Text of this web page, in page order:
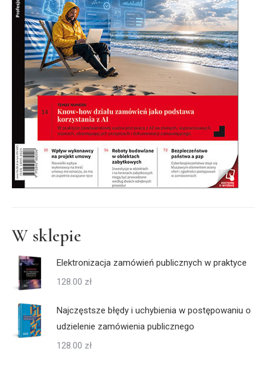
W sklepie
Elektronizacja zamówień publicznych w praktyce
128.00 zł
Najczęstsze błędy i uchybienia w postępowaniu o
udzielenie zamówienia publicznego
128.00 zł